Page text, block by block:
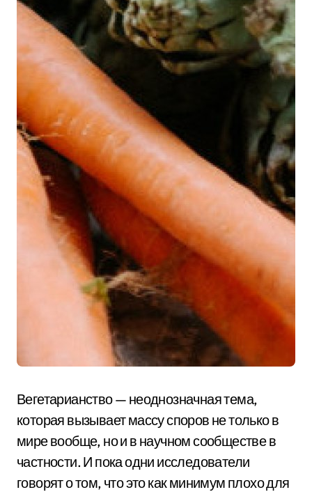
Вегетарианство — неоднозначная тема,
которая вызывает массу споров не только в
мире вообще, но и в научном сообществе в
частности. И пока одни исследователи
говорят о том, что это как минимум плохо для